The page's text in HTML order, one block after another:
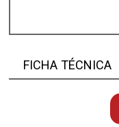
FICHA TÉCNICA